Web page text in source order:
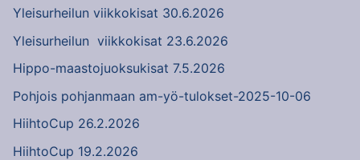
Yleisurheilun viikkokisat 30.6.2026
Yleisurheilun viikkokisat 23.6.2026
Hippo-maastojuoksukisat 7.5.2026
Pohjois pohjanmaan am-yö-tulokset-2025-10-06
HiihtoCup 26.2.2026
HiihtoCup 19.2.2026